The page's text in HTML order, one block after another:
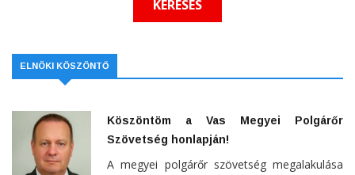
ELNÖKI KÖSZÖNTŐ
Köszöntöm a Vas Megyei Polgárőr
Szövetség honlapján!
A megyei polgárőr szövetség megalakulása